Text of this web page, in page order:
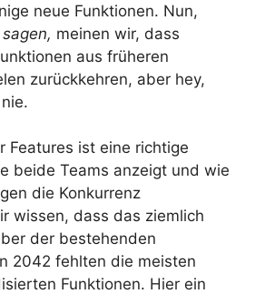
neue Funktionen. Nun,
sagen, meinen wir, dass
aus früheren
zurückkehren, aber hey,
Features ist eine richtige
beide Teams anzeigt und wie
die Konkurrenz
wissen, dass das ziemlich
der bestehenden
2042 fehlten die meisten
Funktionen. Hier ein